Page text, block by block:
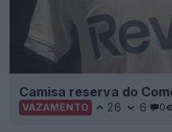
Camisa reserva do
VAZAMENTO 26 6 0